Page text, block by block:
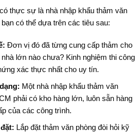
thực sự là nhà nhập khẩu thảm văn
có thể dựa trên các tiêu sau:
Đơn vị đó đã từng cung cấp thảm cho
lớn nào chưa? Kinh nghiệm thi công
xác thực nhất cho uy tín.
Một nhà nhập khẩu thảm văn
phải có kho hàng lớn, luôn sẵn hàng
của các công trình.
Lắp đặt thảm văn phòng đòi hỏi kỹ